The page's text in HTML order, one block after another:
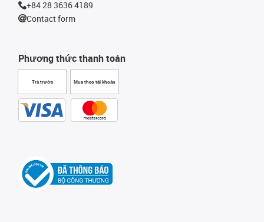
Phương thức thanh toán
Trả trước Mua theo tài khoản
+84 28 3636 4189
Contact form